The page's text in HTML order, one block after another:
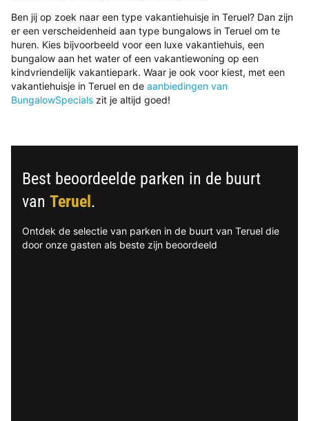
Ben jij op zoek naar een type vakantiehuisje in Teruel? Dan zijn
er een verscheidenheid aan type bungalows in Teruel om te
huren. Kies bijvoorbeeld voor een luxe vakantiehuis, een
bungalow aan het water of een vakantiewoning op een
kindvriendelijk vakantiepark. Waar je ook voor kiest, met een
vakantiehuisje in Teruel en de aanbiedingen van
BungalowSpecials zit je altijd goed!
Best beoordeelde parken in de buurt
van Teruel .
Ontdek de selectie van parken in de buurt van Teruel die
door onze gasten als beste zijn beoordeeld